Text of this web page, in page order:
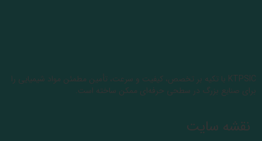
KTPSIC با تکیه بر تخصص، کیفیت و سرعت، تأمین مطمئن مواد شیمیایی را
برای صنایع بزرگ در سطحی حرفه‌ای ممکن ساخته است.
نقشه سایت